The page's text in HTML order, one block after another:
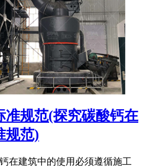
准规范(探究碳酸钙在
规范)
在建筑中的使用必须遵循施工